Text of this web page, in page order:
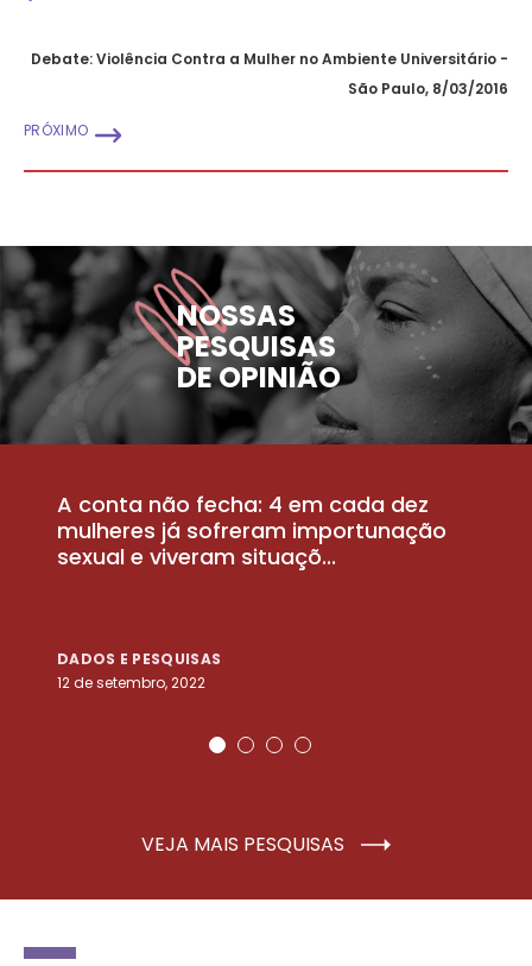
Debate: Violência Contra a Mulher no Ambiente Universitário -
São Paulo, 8/03/2016
PRÓXIMO
NOSSAS
PESQUISAS
DE OPINIÃO
A conta não fecha: 4 em cada dez
mulheres já sofreram importunação
sexual e viveram situaçõ...
DADOS E PESQUISAS
12 de setembro, 2022
VEJA MAIS PESQUISAS